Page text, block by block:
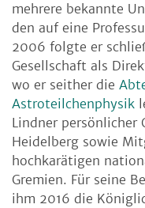
mehrere bekannte
den auf eine
2006 folgte er
Gesellschaft als
wo er seither die
Astroteilchenphysik
Lindner persönlicher
Heidelberg sowie
hochkarätigen
Gremien. Für seine
ihm 2016 die